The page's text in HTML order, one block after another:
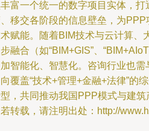
富一个统一的数字项目实体，
移交各阶段的信息壁垒，为
赋能。随着BIM技术与云计算、
融合（如“BIM+GIS”、
智能化、智慧化。咨询行业也
覆盖“技术+管理+金融+法律”的
，共同推动我国PPP模式与建
转载，请注明出处：http://